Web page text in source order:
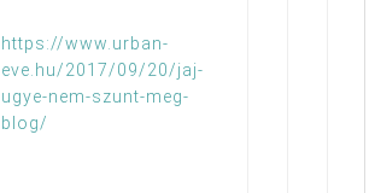
https://www.urban-
eve.hu/2017/09/20/jaj-
ugye-nem-szunt-meg-
blog/